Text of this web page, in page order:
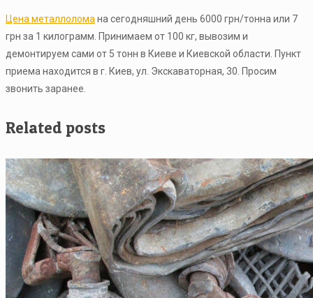
Цена металлоломана сегодняшний день 6000 грн/тонна или 7
грн за 1 килограмм. Принимаем от 100 кг, вывозим и
демонтируем сами от 5 тонн в Киеве и Киевской области. Пункт
приема находится в г. Киев, ул. Экскаваторная, 30. Просим
звонить заранее.
Related posts